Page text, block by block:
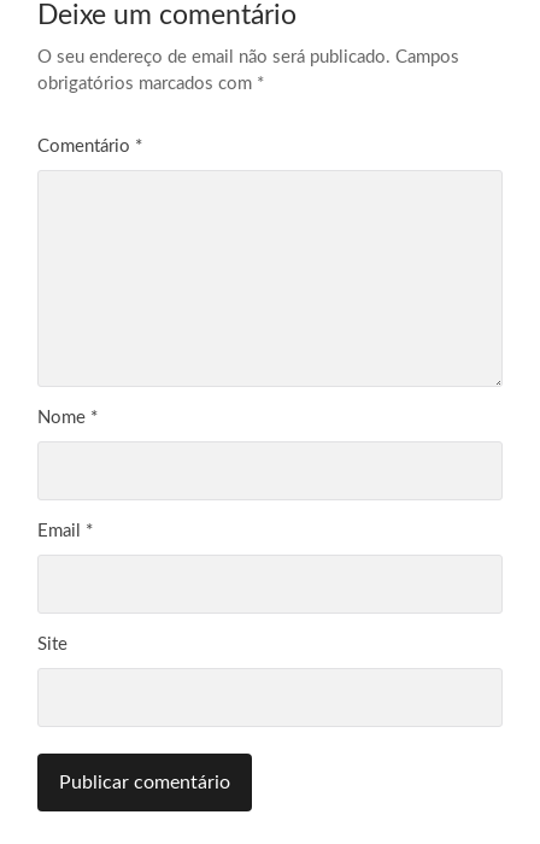
Deixe um comentário
O seu endereço de email não será publicado. Campos
obrigatórios marcados com *
Comentário *
Nome *
Email *
Site